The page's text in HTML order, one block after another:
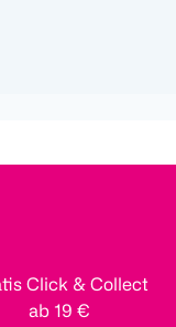
Click & Collect
ab 19 €